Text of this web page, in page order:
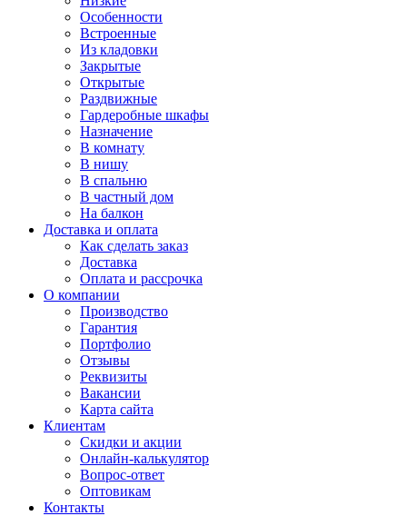
Особенности
Встроенные
Из кладовки
Закрытые
Открытые
Раздвижные
Гардеробные шкафы
Назначение
В комнату
В нишу
В спальню
В частный дом
На балкон
Доставка и оплата
Как сделать заказ
Доставка
Оплата и рассрочка
О компании
Производство
Гарантия
Портфолио
Отзывы
Реквизиты
Вакансии
Карта сайта
Клиентам
Скидки и акции
Онлайн-калькулятор
Вопрос-ответ
Оптовикам
Контакты